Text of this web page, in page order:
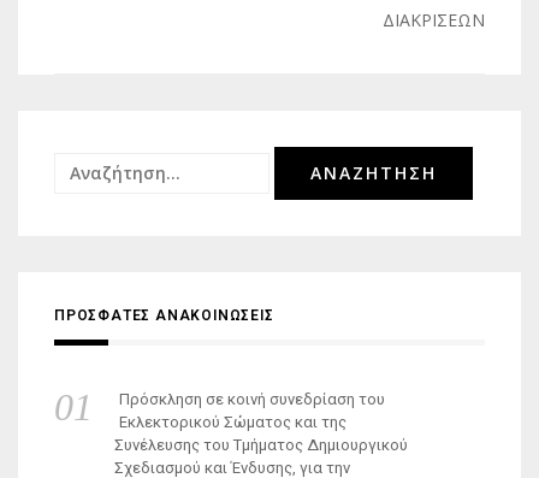
ΔΙΑΚΡΙΣΕΩΝ
Αναζήτηση
ΠΡΟΣΦΑΤΕΣ ΑΝΑΚΟΙΝΩΣΕΙΣ
Πρόσκληση σε κοινή συνεδρίαση του
Εκλεκτορικού Σώματος και της
Συνέλευσης του Τμήματος Δημιουργικού
Σχεδιασμού και Ένδυσης, για την